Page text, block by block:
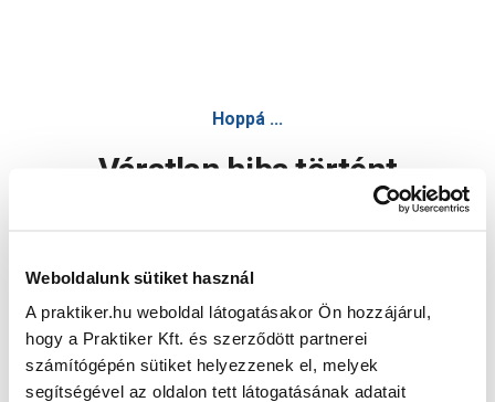
Weboldalunk sütiket használ
A praktiker.hu weboldal látogatásakor Ön hozzájárul,
hogy a Praktiker Kft. és szerződött partnerei
számítógépén sütiket helyezzenek el, melyek
segítségével az oldalon tett látogatásának adatait
Hoppá ...
Váratlan hiba történt
Oldal újratöltése